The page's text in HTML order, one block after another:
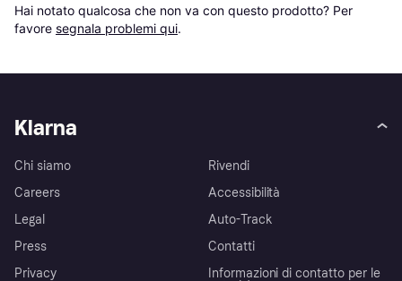
Hai notato qualcosa che non va con questo prodotto? Per
favore segnala problemi qui.
Klarna
Chi siamo
Careers
Legal
Press
Privacy
Rivendi
Accessibilità
Auto-Track
Contatti
Informazioni di contatto per le